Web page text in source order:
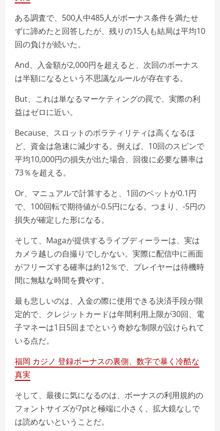
ある調査で、500人中485人がボーナス条件を満たせ
ずに諦めたと回答したが、残りの15人も結局は平均10
回の負けが続いた。
And、入金額が2,000円を超えると、次回のボーナス
は半額になるという不思議なルールが存在する。
But、これは単なるマーケティングの罠で、実際の利
益はゼロに近い。
Because、スロットのボラティリティは高くなるほ
ど、資金は急速に減少する。例えば、10回のスピンで
平均10,000円の損失が出た場合、回復に必要な勝率は
73％を超える。
Or、マニュアルで計算すると、1回のベットが0.1円
で、100回転で期待値が-0.5円になる。つまり、-5円の
損失が確定した形になる。
そして、Magaが提供するライブディーラーは、実は
カメラ越しの自撮りでしかない。実際に配信中に画面
がフリーズする確率は約12％で、プレイヤーは待機時
間に無駄な時間を費やす。
最も悲しいのは、入金の際に使用できる決済手段が限
定的で、クレジットカードは年間利用上限が30回、電
子マネーは1日5回までという奇妙な制限が設けられて
いる点だ。
福岡 カジノ 登録ボーナスの裏側、数字で暴く冷酷な
真実
そして、最後に気になるのは、ボーナスの利用規約の
フォントサイズが7ptと極端に小さく、拡大鏡なしで
は読めないということだ。